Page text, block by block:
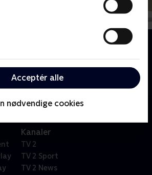
Acceptér alle
nødvendige cookies
ind
så en dag ankommer der en
Kanaler
TV 2
TV 2 Sport
TV 2 News